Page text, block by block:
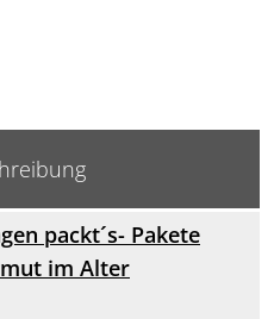
packt´s- Pakete
im Alter